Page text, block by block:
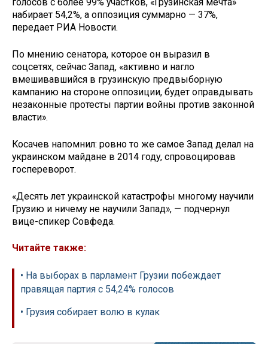
набирает 54,2%, а оппозиция суммарно — 37%,
передает РИА Новости.
По мнению сенатора, которое он выразил в
соцсетях, сейчас Запад, «активно и нагло
вмешивавшийся в грузинскую предвыборную
кампанию на стороне оппозиции, будет оправдывать
незаконные протесты партии войны против законной
власти».
Косачев напомнил: ровно то же самое Запад делал на
украинском майдане в 2014 году, спровоцировав
госпереворот.
«Десять лет украинской катастрофы многому научили
Грузию и ничему не научили Запад», — подчернул
вице-спикер Совфеда.
Читайте также:
• На выборах в парламент Грузии побеждает
правящая партия с 54,24% голосов
• Грузия собирает волю в кулак